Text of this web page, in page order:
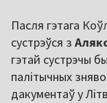
Пасля гэтага
сустрэўся з
гэтай сустрэчы
палітычных
дакументаў у